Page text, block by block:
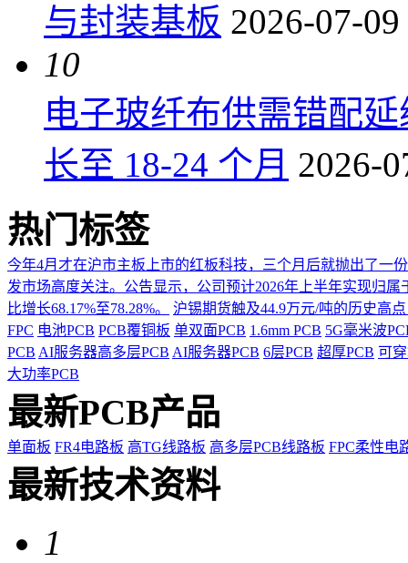
与封装基板 2026-07-09
10
电子玻纤布供需错配
长至 18-24 个月 2026-
热门标签
今年4月才在沪市主板上市的红板科技，三个月后就抛出了一
发市场高度关注。公告显示，公司预计2026年上半年实现归
比增长68.17%至78.28%。
沪锡期货触及44.9万元/吨的历史高
FPC 电池PCB PCB覆铜板 单双面PCB 1.6mm PCB 5G毫米波
PCB AI服务器高多层PCB AI服务器PCB 6层PCB 超厚PCB 可
大功率PCB
最新PCB产品
单面板 FR4电路板 高TG线路板 高多层PCB线路板 FPC柔性电
最新技术资料
1